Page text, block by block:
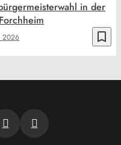
bookmark_border
2026
in der